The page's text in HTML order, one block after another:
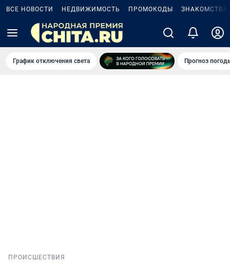
ВСЕ НОВОСТИ НЕДВИЖИМОСТЬ ПРОМОКОДЫ ЗНАКОМСТВА
График отключения света Прогноз
ПРОИСШЕСТВИЯ